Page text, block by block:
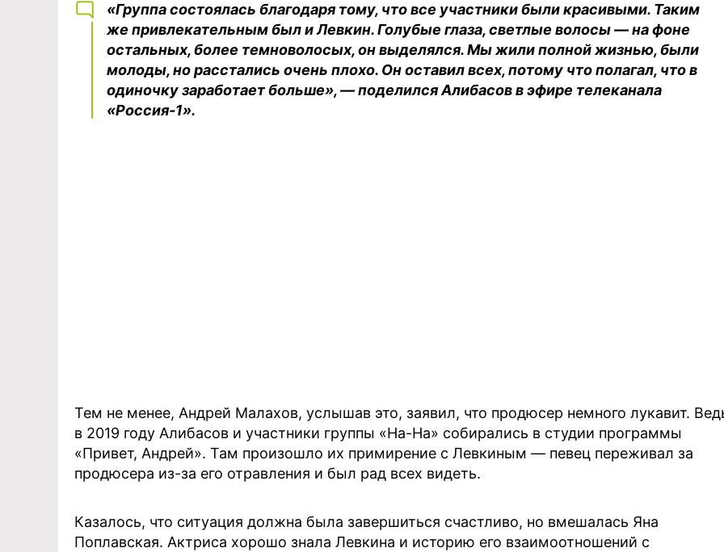
«Группа состоялась благодаря тому, что все участники были красивыми. Таким
же привлекательным был и Левкин. Голубые глаза, светлые волосы — на фоне
остальных, более темноволосых, он выделялся. Мы жили полной жизнью, были
молоды, но расстались очень плохо. Он оставил всех, потому что полагал, что в
одиночку заработает больше», — поделился Алибасов в эфире телеканала
«Россия-1».
Тем не менее, Андрей Малахов, услышав это, заявил, что продюсер немного лукавит.
в 2019 году Алибасов и участники группы «На-На» собирались в студии программы
«Привет, Андрей». Там произошло их примирение с Левкиным — певец переживал за
продюсера из-за его отравления и был рад всех видеть.
Казалось, что ситуация должна была завершиться счастливо, но вмешалась Яна
Поплавская. Актриса хорошо знала Левкина и историю его взаимоотношений с